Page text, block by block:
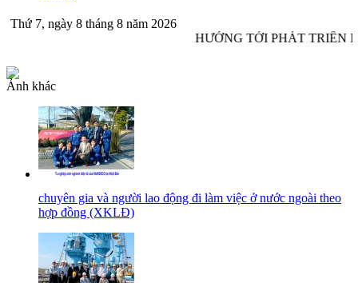
Thứ 7, ngày 8 tháng 8 năm 2026
HƯỚNG TỚI PHÁT TRIỂN
Ảnh khác
chuyên gia và người lao động đi làm việc ở nước ngoài theo
hợp đồng (XKLĐ)